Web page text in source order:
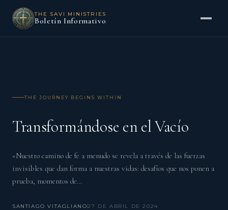
THE SAVI MINISTRIES
Boletín Informativo
THE JOURNEY BEGINS WITHIN
Transformándose en el Vacío
«Nuestro camino de fe a menudo se revela a través de las fuerzas
invisibles que dan forma a nuestras vidas: desafíos que nos ponen a
prueba, momentos de…
SANTIAGO VITAGLIANO27 DE ABRIL DE 2024